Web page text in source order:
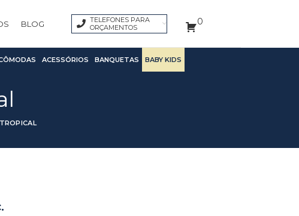
BLOG
TELEFONES PARA
ORÇAMENTOS
0
ACESSÓRIOS BANQUETAS BABY KIDS